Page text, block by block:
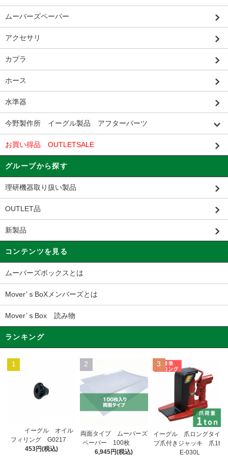
ムーバーズペーパー
アクセサリ
カプラ
ホース
水準器
今野製作所 イーグル製品 アフターパーツ
お買い得品 OUTLETSALE
グループから探す
理研機器取り扱い製品
OUTLET品
新製品
コンテンツを見る
ムーバーズボックスとは
Mover’ｓBoXメンバーズとは
Mover’ｓBox 読み物
ランキング
1
イーグル オイル
フィリング G0217
453円(税込)
2
両面タイプ ムーバーズ
ペーパー 100枚
6,945円(税込)
3
イーグル 爪ロングタイ
プ爪付きジャッキ 爪1t
E-030L